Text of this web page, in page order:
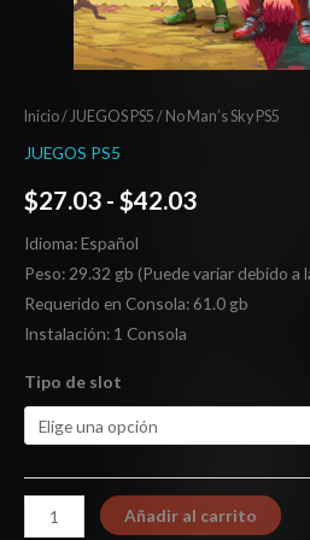
Inicio/ JUEGOS PS5 / No Man’s Sky PS5
JUEGOS PS5
$27.03 - $42.03
Idioma: Español
Peso: 29.32 gb (Puede variar debido a
Requerido en Consola: 61.0 gb
Instalación: 1 Consola
Tipo de slot
Añadir al carrito